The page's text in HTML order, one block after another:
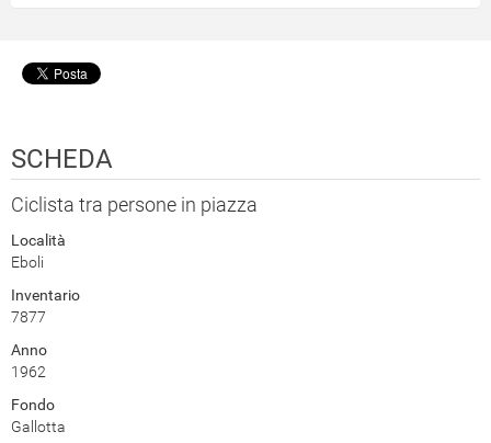
SCHEDA
Ciclista tra persone in piazza
Località
Eboli
Inventario
7877
Anno
1962
Fondo
Gallotta